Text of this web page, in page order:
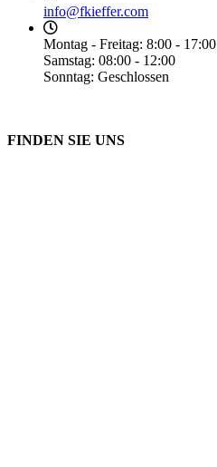
info@fkieffer.com
Montag - Freitag: 8:00 - 17:00
Samstag: 08:00 - 12:00
Sonntag: Geschlossen
FINDEN SIE UNS